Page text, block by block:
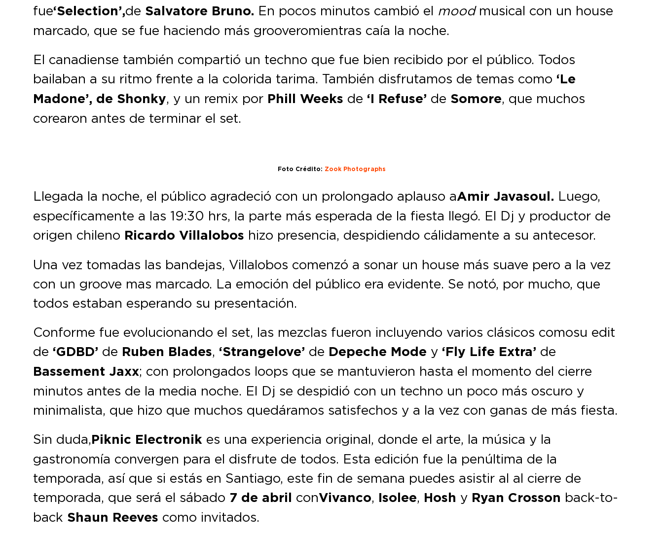
fue‘Selection’,de Salvatore Bruno. En pocos minutos cambió el moodmusical con un house
marcado, que se fue haciendo más groovero mientras caía la noche.
El canadiense también compartió un techno que fue bien recibido por el público. Todos
bailaban a su ritmo frente a la colorida tarima. También disfrutamos de temas como ‘Le
Madone’, de Shonky, y un remix por Phill Weeks de ‘I Refuse’ de Somore, que muchos
corearon antes de terminar el set.
Foto Crédito: Zook Photographs
Llegada la noche, el público agradeció con un prolongado aplauso aAmir Javasoul. Luego,
específicamente a las 19:30 hrs, la parte más esperada de la fiesta llegó. El Dj y productor de
origen chileno Ricardo Villalobos hizo presencia, despidiendo cálidamente a su antecesor.
Una vez tomadas las bandejas, Villalobos comenzó a sonar un house más suave pero a la vez
con un groove mas marcado. La emoción del público era evidente. Se notó, por mucho, que
todos estaban esperando su presentación.
Conforme fue evolucionando el set, las mezclas fueron incluyendo varios clásicos como su edit
de ‘GDBD’ de Ruben Blades, ‘Strangelove’ de Depeche Mode y ‘Fly Life Extra’ de
Bassement Jaxx; con prolongados loops que se mantuvieron hasta el momento del cierre
minutos antes de la media noche. El Dj se despidió con un techno un poco más oscuro y
minimalista, que hizo que muchos quedáramos satisfechos y a la vez con ganas de más fiesta.
Sin duda,Piknic Electronik es una experiencia original, donde el arte, la música y la
gastronomía convergen para el disfrute de todos. Esta edición fue la penúltima de la
temporada, así que si estás en Santiago, este fin de semana puedes asistir al al cierre de
temporada, que será el sábado 7 de abril conVivanco, Isolee, Hosh y Ryan Crosson back-to-
back Shaun Reeves como invitados.